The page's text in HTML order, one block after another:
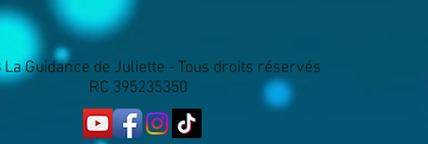
Guidance de Juliette - Tous droits réservés
RC 395235350